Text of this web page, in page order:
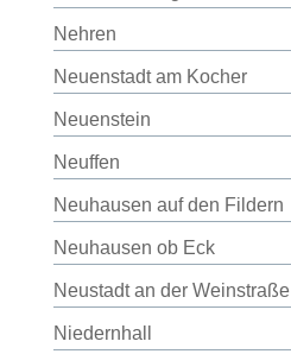
Nehren
Neuenstadt am Kocher
Neuenstein
Neuffen
Neuhausen auf den Fildern
Neuhausen ob Eck
Neustadt an der Weinstraße
Niedernhall